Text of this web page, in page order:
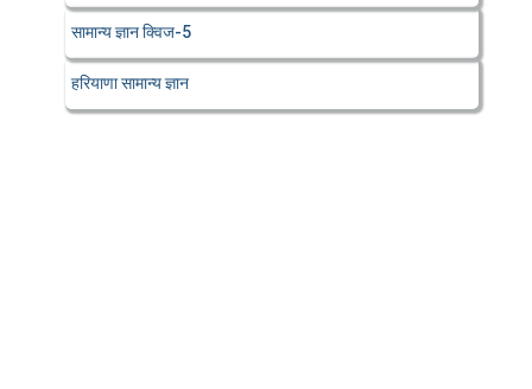
सामान्य ज्ञान क्विज-5
हरियाणा सामान्य ज्ञान